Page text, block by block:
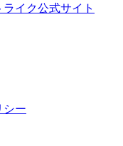
イク公式サイト
シー